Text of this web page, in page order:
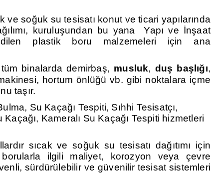
ve soğuk su tesisatı konut ve ticari yapılarında
kuruluşundan bu yana Yapı ve İnşaat
plastik boru malzemeleri için ana
binalarda demirbaş, musluk, duş başlığı,
hortum önlüğü vb. gibi noktalara içme
taşır.
Su Kaçağı Tespiti, Sıhhi Tesisatçı,
Kameralı Su Kaçağı Tespiti hizmetleri
sıcak ve soğuk su tesisatı dağıtımı için
borularla ilgili maliyet, korozyon veya çevre
sürdürülebilir ve güvenilir tesisat sistemleri